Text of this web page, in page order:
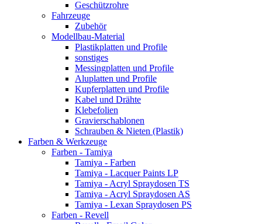
Geschützrohre
Fahrzeuge
Zubehör
Modellbau-Material
Plastikplatten und Profile
sonstiges
Messingplatten und Profile
Aluplatten und Profile
Kupferplatten und Profile
Kabel und Drähte
Klebefolien
Gravierschablonen
Schrauben & Nieten (Plastik)
Farben & Werkzeuge
Farben - Tamiya
Tamiya - Farben
Tamiya - Lacquer Paints LP
Tamiya - Acryl Spraydosen TS
Tamiya - Acryl Spraydosen AS
Tamiya - Lexan Spraydosen PS
Farben - Revell